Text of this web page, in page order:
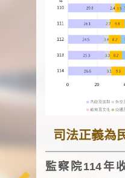
司法正義為
監察院114年